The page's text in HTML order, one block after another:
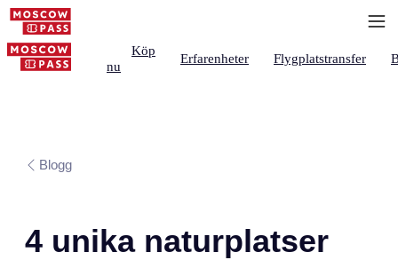
Köp
nu
Erfarenheter Flygplatstransfer
Blogg
4 unika naturplatser